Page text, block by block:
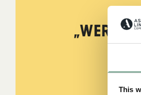
This
„Wer